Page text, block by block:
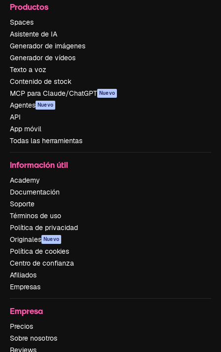
Productos
Spaces
Asistente de IA
Generador de imágenes
Generador de vídeos
Texto a voz
Contenido de stock
MCP para Claude/ChatGPT Nuevo
Agentes Nuevo
API
App móvil
Todas las herramientas
Información útil
Academy
Documentación
Soporte
Términos de uso
Política de privacidad
Originales Nuevo
Política de cookies
Centro de confianza
Afiliados
Empresas
Empresa
Precios
Sobre nosotros
Reviews